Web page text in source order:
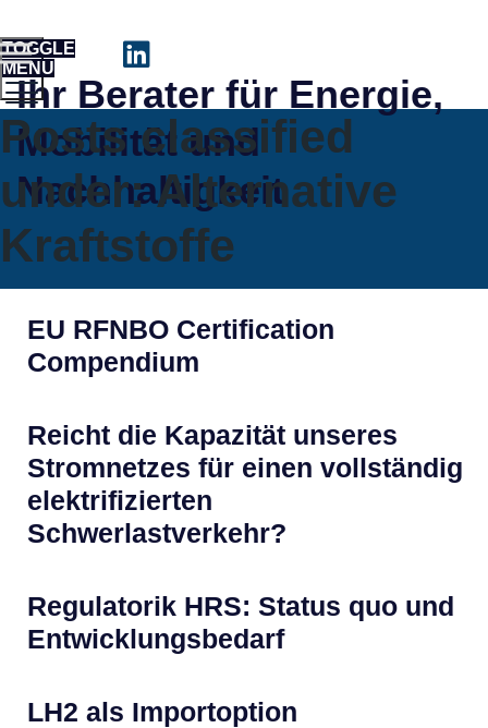
Ihr Berater für Energie,
Mobilität und
Nachhaltigkeit
TOGGLE
MENU
Posts classified
under:Alternative
Kraftstoffe
EU RFNBO Certification
Compendium
Reicht die Kapazität unseres
Stromnetzes für einen vollständig
elektrifizierten
Schwerlastverkehr?
Regulatorik HRS: Status quo und
Entwicklungsbedarf
LH2 als Importoption